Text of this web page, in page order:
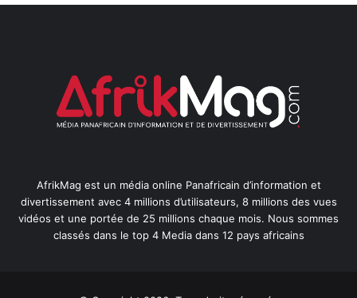
AfrikMag est un média online Panafricain d’information et
divertissement avec 4 millions d’utilisateurs, 8 millions des vues
vidéos et une portée de 25 millions chaque mois. Nous sommes
classés dans le top 4 Media dans 12 pays africains